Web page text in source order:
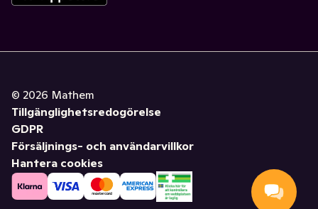
© 2026 Mathem
Tillgänglighetsredogörelse
GDPR
Försäljnings- och användarvillkor
Hantera cookies